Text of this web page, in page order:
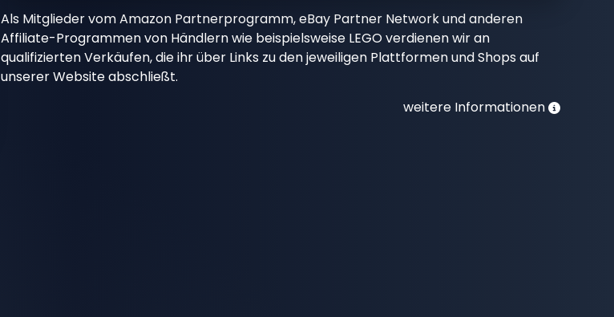
Als Mitglieder vom Amazon Partnerprogramm, eBay Partner Network und anderen
Affiliate-Programmen von Händlern wie beispielsweise LEGO verdienen wir an
qualifizierten Verkäufen, die ihr über Links zu den jeweiligen Plattformen und Shops auf
unserer Website abschließt.
weitere Informationen